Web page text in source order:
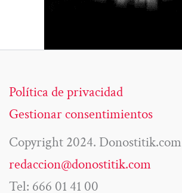
Política de privacidad
Gestionar consentimientos
Copyright 2024. Donostitik.com
redaccion@donostitik.com
Tel: 666 01 41 00